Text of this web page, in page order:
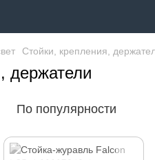
Стойки, крепления,
держатели
По популярности